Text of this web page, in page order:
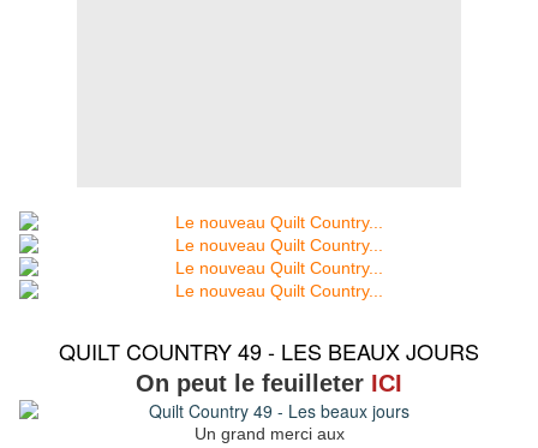
QUILT COUNTRY 49 - LES BEAUX JOURS
On peut le feuilleter ICI
Un grand merci aux